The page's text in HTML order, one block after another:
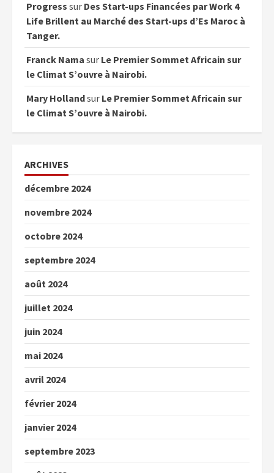
Progress sur Des Start-ups Financées par Work 4
Life Brillent au Marché des Start-ups d’Es Maroc à
Tanger.
Franck Nama sur Le Premier Sommet Africain sur
le Climat S’ouvre à Nairobi.
Mary Hollandsur Le Premier Sommet Africain sur
le Climat S’ouvre à Nairobi.
ARCHIVES
décembre 2024
novembre 2024
octobre 2024
septembre 2024
août 2024
juillet 2024
juin 2024
mai 2024
avril 2024
février 2024
janvier 2024
septembre 2023